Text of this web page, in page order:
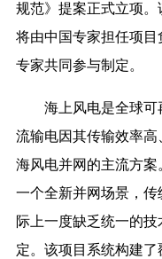
规范》提案正式立项。
将由中国专家担任项
专家共同参与制定。
海上风电是全球
流输电因其传输效率
海风电并网的主流方案
一个全新并网场景，
际上一度缺乏统一的
定。该项目系统构建